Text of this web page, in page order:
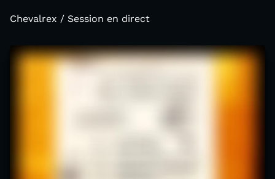
Chevalrex / Session en direct